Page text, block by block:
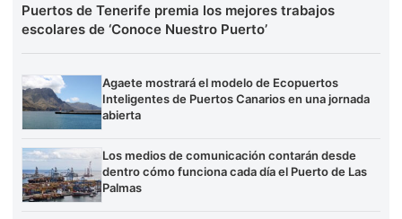
Puertos de Tenerife premia los mejores trabajos
escolares de ‘Conoce Nuestro Puerto’
Agaete mostrará el modelo de Ecopuertos
Inteligentes de Puertos Canarios en una jornada
abierta
Los medios de comunicación contarán desde
dentro cómo funciona cada día el Puerto de Las
Palmas